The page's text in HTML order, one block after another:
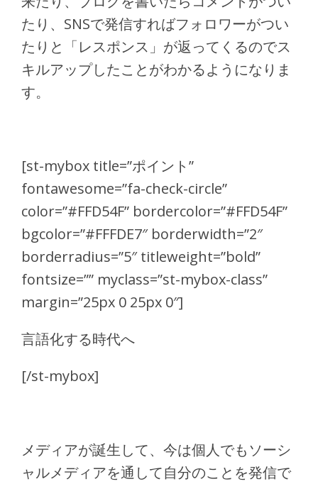
たり、SNSで発信すればフォロワーがつい
たりと「レスポンス」が返ってくるのでス
キルアップしたことがわかるようになりま
す。
[st-mybox title=”ポイント”
fontawesome=”fa-check-circle”
color=”#FFD54F” bordercolor=”#FFD54F”
bgcolor=”#FFFDE7″ borderwidth=”2″
borderradius=”5″ titleweight=”bold”
fontsize=”” myclass=”st-mybox-class”
margin=”25px 0 25px 0″]
言語化する時代へ
[/st-mybox]
メディアが誕生して、今は個人でもソーシ
ャルメディアを通して自分のことを発信で